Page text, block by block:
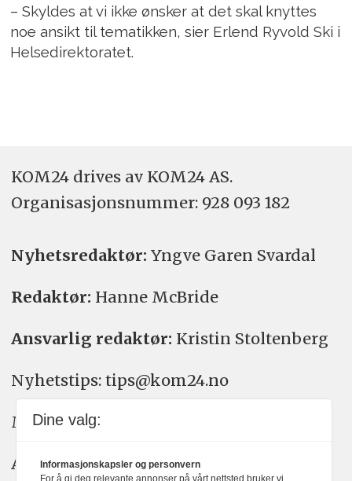
– Skyldes at vi ikke ønsker at det skal knyttes
noe ansikt til tematikken, sier Erlend Ryvold Ski i
Helsedirektoratet.
KOM24 drives av KOM24 AS.
Organisasjons­nummer: 928 093 182
Nyhetsredaktør: Yngve Garen Svardal
Redaktør: Hanne McBride
Ansvarlig redaktør: Kristin Stoltenberg
Nyhetstips: tips@kom24.no
Meninger: meninger@kom24.no
Annonse: annonse@watchmedia.no
Dine valg:
Informasjonskapsler og personvern
For å gi deg relevante annonser på vårt nettsted bruker vi